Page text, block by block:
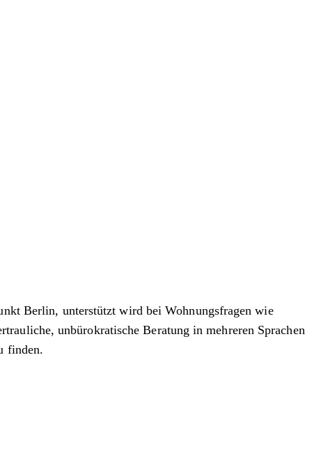
Berlin, unterstützt wird bei Wohnungsfragen wie
unbürokratische Beratung in mehreren Sprachen
finden.